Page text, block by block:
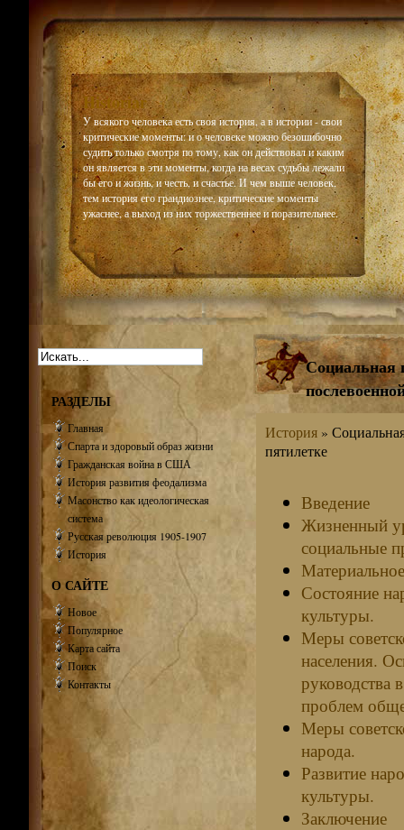
Historiar
У всякого человека есть своя история, а в истории - свои
критические моменты: и о человеке можно безошибочно
судить только смотря по тому, как он действовал и каким
он является в эти моменты, когда на весах судьбы лежали
бы его и жизнь, и честь, и счастье. И чем выше человек,
тем история его грандиознее, критические моменты
ужаснее, а выход из них торжественнее и поразительнее.
Социальная
История»
пятилетке
Введение
Жизненный
социальные
Состояние
культуры.
Меры
населения.
проблем
Меры
народа.
Развитие
культуры.
Заключение
РАЗДЕЛЫ
Главная
Спарта и здоровый образ жизни
Гражданская война в США
История развития феодализма
Масонство как идеологическая
система
Русская революция 1905-1907
История
О САЙТЕ
Новое
Популярное
Карта сайта
Поиск
Контакты